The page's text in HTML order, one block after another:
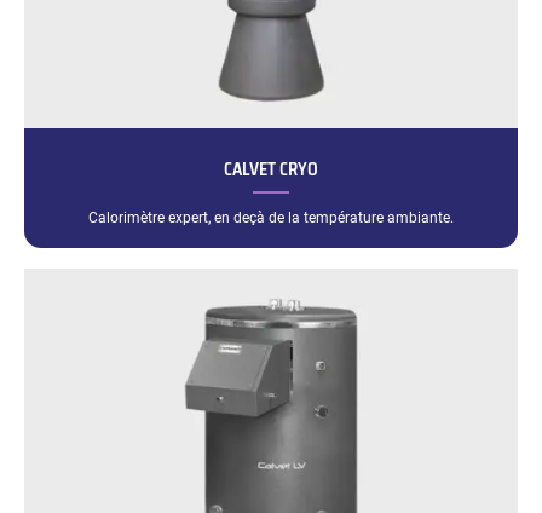
CALVET CRYO
Calorimètre expert, en deçà de la température ambiante.